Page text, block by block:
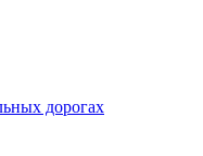
дорогах